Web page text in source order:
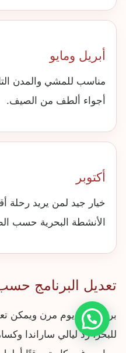
أبريل ومايو
مناسب للمشي والمدن
أجواء ألطف من الصيف.
أكتوبر
خيار جيد لمن يريد رحلة
الأنشطة البحرية حسب
تعديل البرنامج
برنامج 13 يوم مرن
للبحر، زد ليالي ساراندا